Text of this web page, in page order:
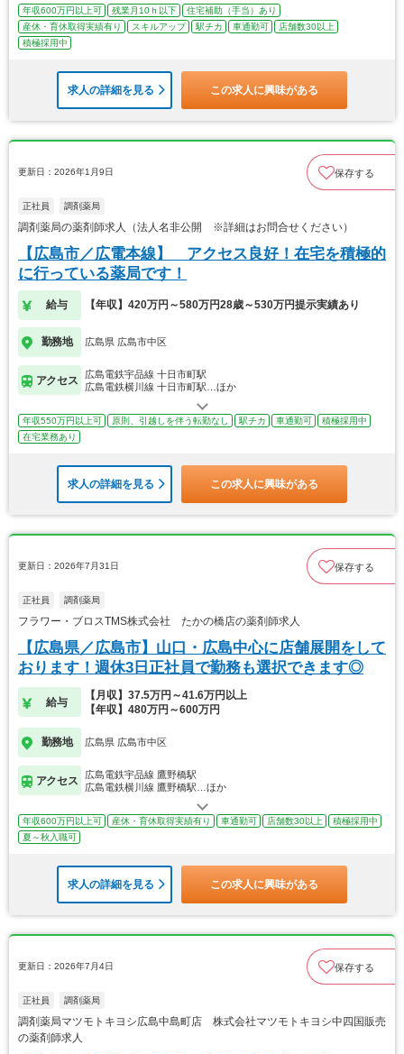
年収600万円以上可 残業月10ｈ以下
住宅補助（手当）あり
産休・育休取得実績有り
スキルアップ 駅チカ 車通勤可
店舗数30以上
積極採用中
求人の詳細を見る この求人に興味がある
更新日：2026年1月9日 保存する
正社員 調剤薬局
調剤薬局の薬剤師求人（法人名非公開 ※詳細はお問合せください）
【広島市／広電本線】 アクセス良好！在宅を積極的
に行っている薬局です！
給与 【年収】420万円～580万円28歳～530万円提示実績あり
勤務地 広島県 広島市中区
アクセス
広島電鉄宇品線 十日市町駅
広島電鉄横川線 十日市町駅…ほか
年収550万円以上可 原則、引越しを伴う転勤なし 駅チカ 車通勤可
積極採用中
在宅業務あり
求人の詳細を見る この求人に興味がある
更新日：2026年7月31日 保存する
正社員 調剤薬局
フラワー・ブロスTMS株式会社 たかの橋店の薬剤師求人
【広島県／広島市】山口・広島中心に店舗展開をして
おります！週休3日正社員で勤務も選択できます◎
給与
【月収】37.5万円～41.6万円以上
【年収】480万円～600万円
勤務地 広島県 広島市中区
アクセス
広島電鉄宇品線 鷹野橋駅
広島電鉄横川線 鷹野橋駅…ほか
年収600万円以上可 産休・育休取得実績有り 車通勤可 店舗数30以上
積極採用中
夏～秋入職可
求人の詳細を見る この求人に興味がある
更新日：2026年7月4日 保存する
正社員 調剤薬局
調剤薬局マツモトキヨシ広島中島町店 株式会社マツモトキヨシ中四国販売
の薬剤師求人